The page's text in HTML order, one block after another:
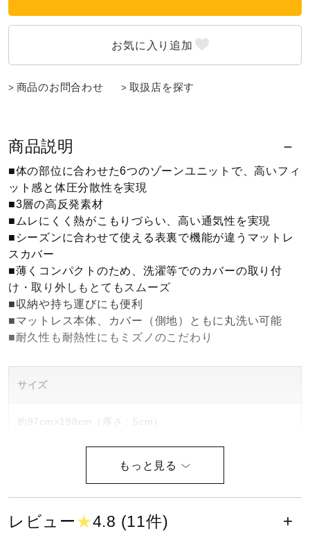
アウトドア／レイン
サポーター
ジュニア／キッズ
商品のお問合わせ 取扱店を探す
商品説明
■体の部位に合わせた6つのゾーンユニットで、高いフィ
ット感と体圧分散性を実現
■3層の高反発素材
■ムレにくく熱がこもりづらい、高い通気性を実現
■シーズンに合わせて使える表裏で機能が違うマットレ
スカバー
■薄くコンパクトのため、洗濯等でのカバーの取り付
け・取り外しもとてもスムーズ
■収納や持ち運びにも便利
■マットレス本体、カバー（側地）ともに丸洗い可能
■耐久性も耐熱性にもミズノのこだわり
サイズ
約97cm×198cm（厚さ：5cm）
01：ホワイト
素材
レビュー★4.8 (11件)